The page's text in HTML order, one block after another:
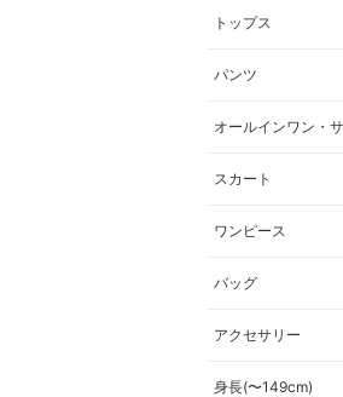
トップス
パンツ
オールインワン・
スカート
ワンピース
バッグ
アクセサリー
身長(〜149cm)